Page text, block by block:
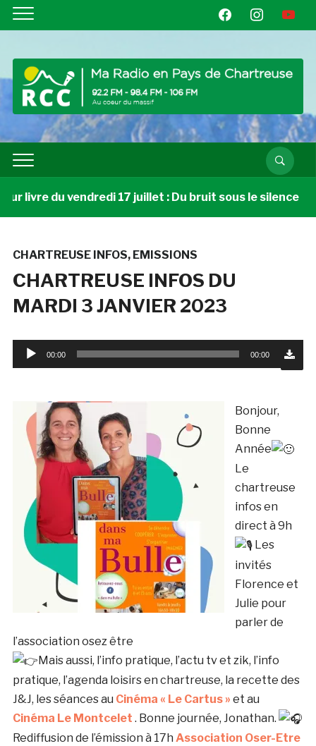
facebookinstagramyoutube
livre du vendredi 17 juillet : Du bruit sous le silence
CHARTREUSE INFOS, EMISSIONS
CHARTREUSE INFOS DU
MARDI 3 JANVIER 2023
Lecteur
audio
00:00 00:00
Bonjour,
Bonne
Année
Le
chartreuse
infos en
direct à 9h
Les
invités
Florence et
Julie pour
parler de
l’association osez être
Mais aussi, l’info pratique, l’actu tv et zik, l’info
pratique, l’agenda loisirs en chartreuse, la recette des
J&J, les séances au Cinéma « Le Cartus » et au
Cinéma Le Montcelet . Bonne journée, Jonathan.
Rediffusion de l’émission à 17h Association Oser-Etre